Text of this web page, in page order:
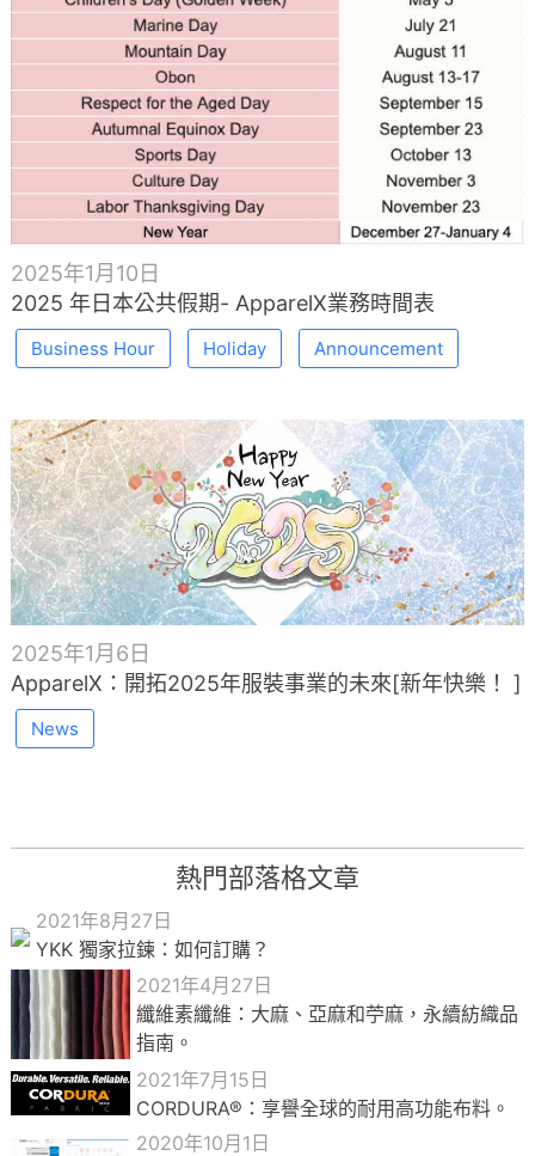
2025年1月10日
2025 年日本公共假期- ApparelX業務時間表
Business Hour Holiday Announcement
2025年1月6日
ApparelX：開拓2025年服裝事業的未來[新年快樂！ ]
News
熱門部落格文章
2021年8月27日
YKK 獨家拉鍊：如何訂購？
2021年4月27日
纖維素纖維：大麻、亞麻和苧麻，永續紡織品
指南。
2021年7月15日
CORDURA®：享譽全球的耐用高功能布料。
2020年10月1日